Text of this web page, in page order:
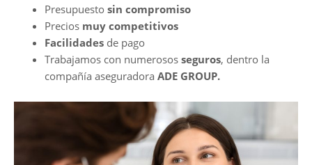
Presupuesto sin compromiso
Precios muy competitivos
Facilidadesde pago
Trabajamos con numerosos seguros, dentro la
compañía aseguradora ADE GROUP.